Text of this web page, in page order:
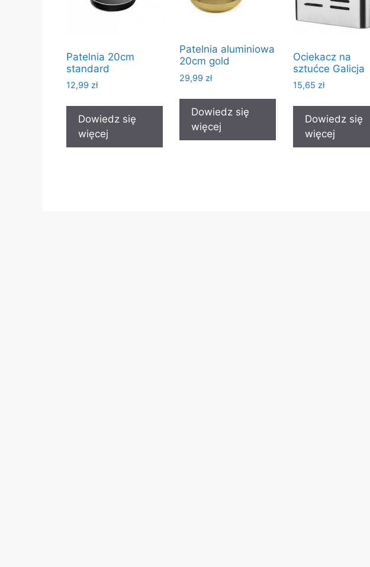
Patelnia 20cm
standard
12,99 zł
Dowiedz się
więcej
Patelnia aluminiowa
20cm gold
29,99 zł
Dowiedz się
więcej
Ociekacz na
sztućce Galicja
15,65 zł
Dowiedz się
więcej